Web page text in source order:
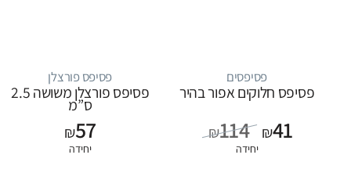
פסיפסים
פסיפס חלוקים אפור בהיר
₪114 ₪41
יחידה
פסיפס פורצלן
פסיפס פורצלן משושה 2.5
ס”מ
₪57
יחידה